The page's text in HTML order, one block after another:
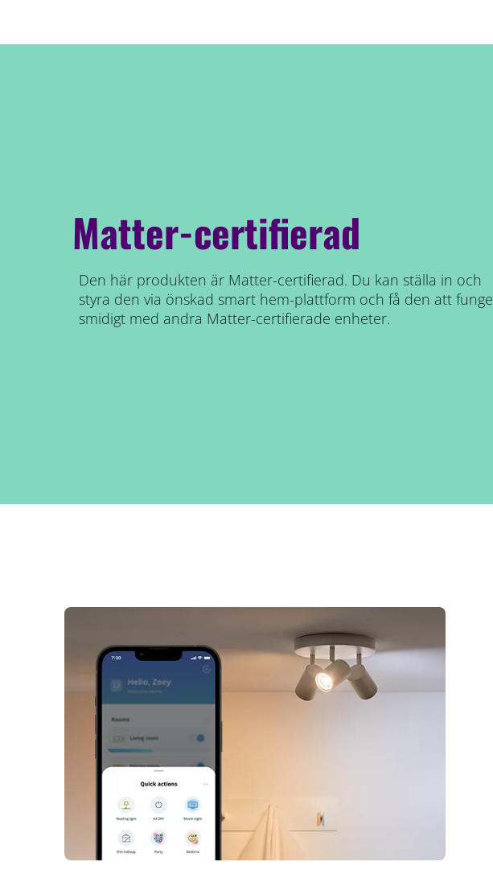
Matter-certifierad
Den här produkten är Matter-certifierad. Du kan ställa in och
styra den via önskad smart hem-plattform och få den att
smidigt med andra Matter-certifierade enheter.